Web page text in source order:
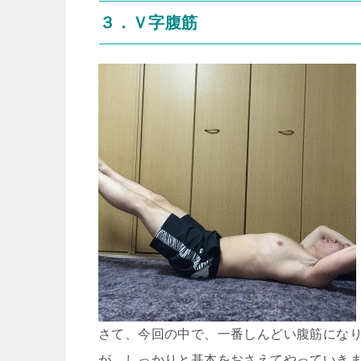
３．Ｖ字腹筋
さて、今回の中で、一番しんどい腹筋になり